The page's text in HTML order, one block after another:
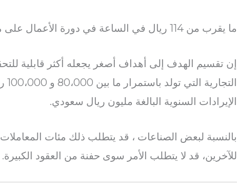
ما يقرب من 114 ريال في الساعة في دورة الأعمال على مدار 24 ساعة
إن تقسيم الهدف إلى أهداف أصغر يجعله أكثر قابلية
الإيرادات السنوية البالغة مليون ريال سعودي.
بالنسبة لبعض الصناعات ، قد يتطلب ذلك مئات المعاملات
للآخرين، قد لا يتطلب الأمر سوى حفنة من العقود الكبيرة.